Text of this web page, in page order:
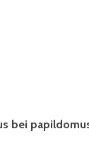
bei